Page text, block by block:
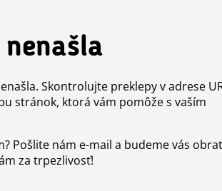
Skontrolujte preklepy v adrese
stránok, ktorá vám pomôže s vaším
Pošlite nám e-mail a budeme vás
za trpezlivosť!